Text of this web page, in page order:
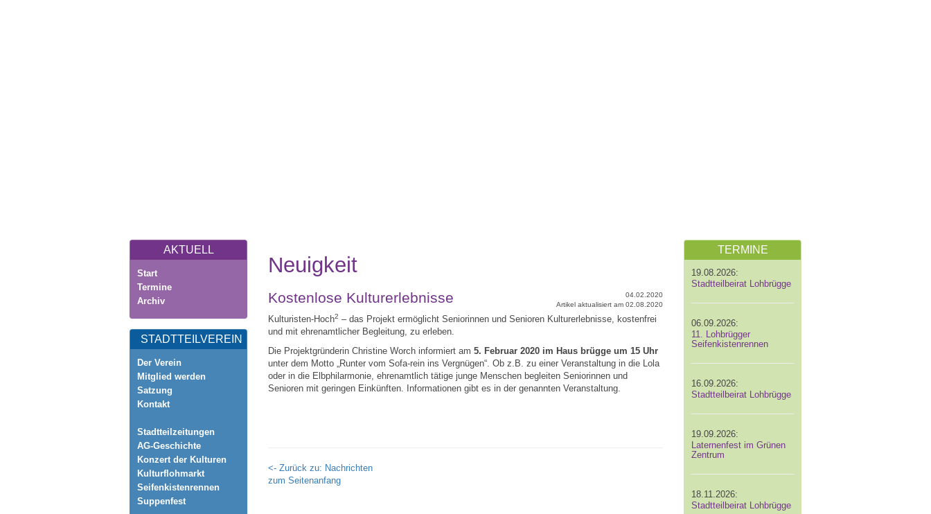
AKTUELL
Start
Termine
Archiv
STADTTEILVEREIN
Der Verein
Mitglied werden
Satzung
Kontakt
Stadtteilzeitungen
AG-Geschichte
Konzert der Kulturen
Kulturflohmarkt
Seifenkistenrennen
Suppenfest
Neuigkeit
04.02.2020
Artikel aktualisiert am 02.08.2020
Kostenlose Kulturerlebnisse
Kulturisten-Hoch2 – das Projekt ermöglicht Seniorinnen und Senioren Kulturerlebnisse, kostenfrei
und mit ehrenamtlicher Begleitung, zu erleben.
Die Projektgründerin Christine Worch informiert am 5. Februar 2020 im Haus brügge um 15 Uhr
unter dem Motto „Runter vom Sofa-rein ins Vergnügen“. Ob z.B. zu einer Veranstaltung in die Lola
oder in die Elbphilarmonie, ehrenamtlich tätige junge Menschen begleiten Seniorinnen und
Senioren mit geringen Einkünften. Informationen gibt es in der genannten Veranstaltung.
<- Zurück zu: Nachrichten
zum Seitenanfang
TERMINE
19.08.2026:
Stadtteilbeirat Lohbrügge
06.09.2026:
11. Lohbrügger
Seifenkistenrennen
16.09.2026:
Stadtteilbeirat Lohbrügge
19.09.2026:
Laternenfest im Grünen
Zentrum
18.11.2026:
Stadtteilbeirat Lohbrügge